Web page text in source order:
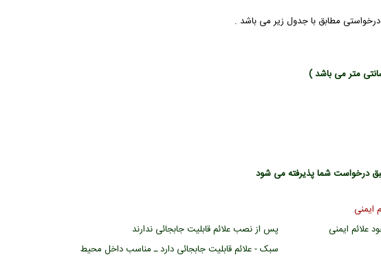
درخواستی مطابق با جدول زیر می باشد .
درخواست شما پذیرفته می شود
ایمنی
ایمنی
پس از نصب علائم قابلیت جابجائی ندارند
سبک - علائم قابلیت جابجائی دارد ـ مناسب داخل محیط